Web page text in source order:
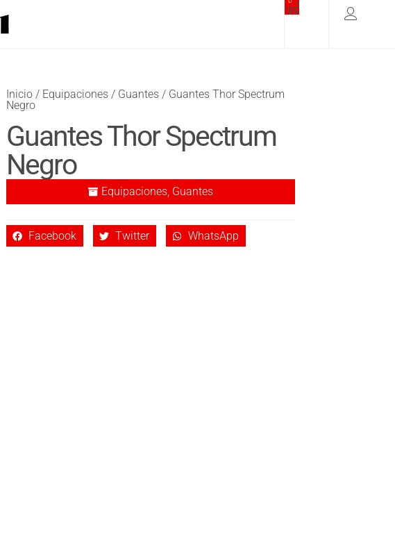
Inicio / Equipaciones / Guantes / Guantes Thor Spectrum
Negro
Guantes Thor Spectrum
Negro
Equipaciones, Guantes
Facebook Twitter WhatsApp